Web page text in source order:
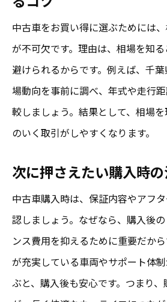
中古車をお買い得に選ぶためには
が不可欠です。理由は、相場を知
避けられるからです。例えば、千
場動向を事前に調べ、年式や走行
較しましょう。結果として、相場
のいく取引がしやすくなります。
次に押さえたい購入時
中古車購入時は、保証内容やアフ
認しましょう。なぜなら、購入後
ンス費用を抑えるために重要だか
が充実している車両やサポート体
ぶと、購入後も安心です。つまり